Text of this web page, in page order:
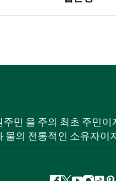
민 을 주의 최초 주민
물의 전통적인 소유자이